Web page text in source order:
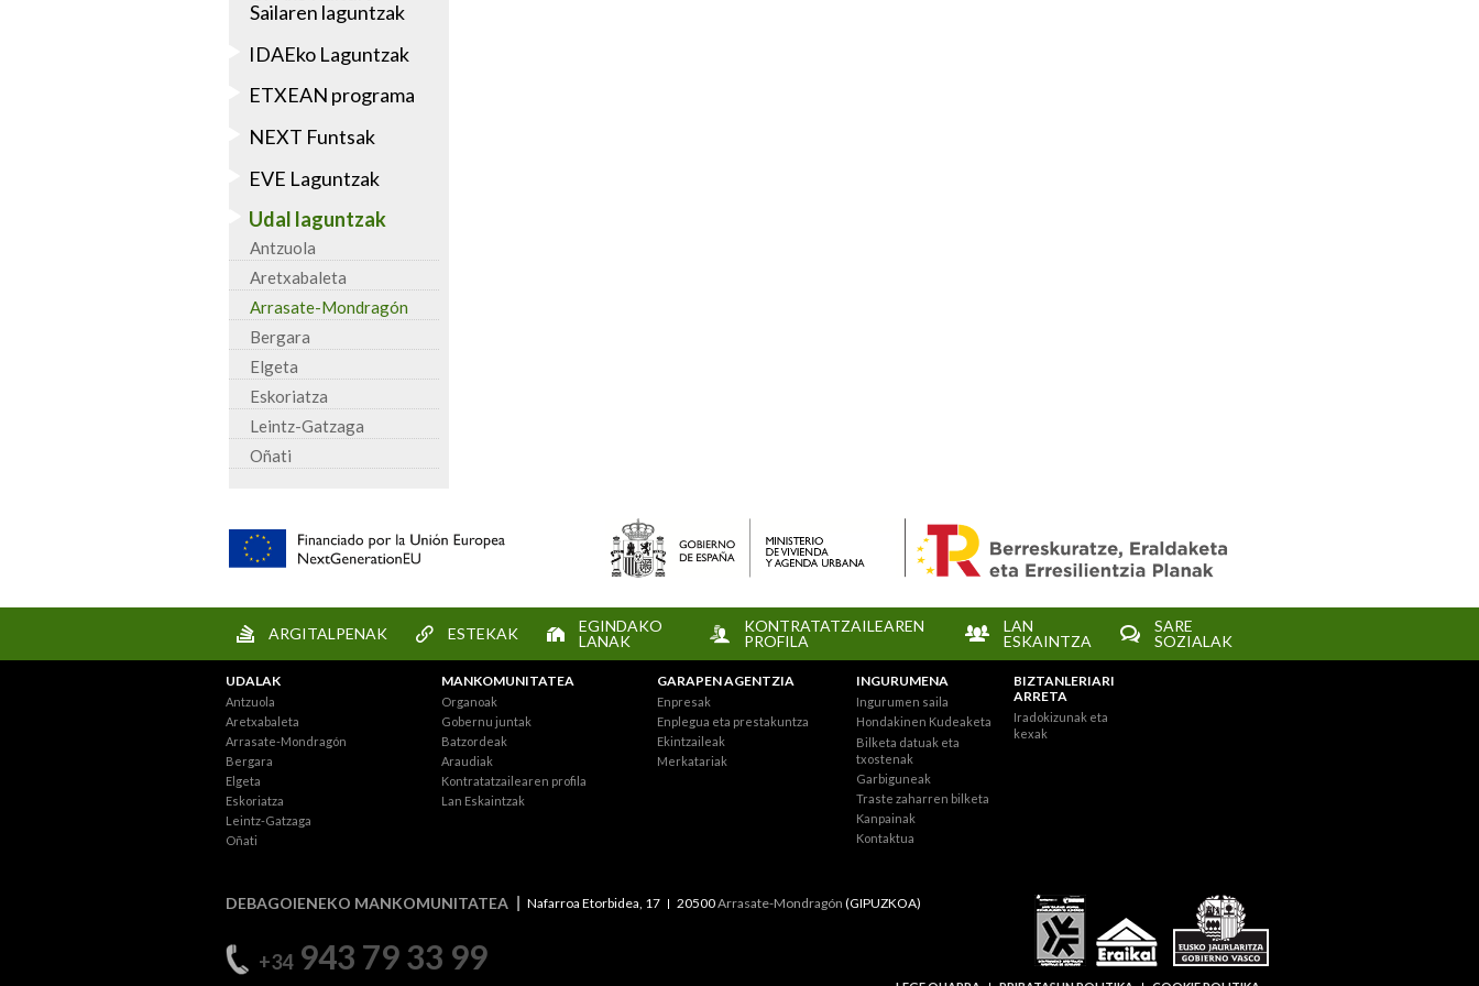
Sailaren laguntzak
IDAEko Laguntzak
ETXEAN programa
NEXT Funtsak
EVE Laguntzak
Udal laguntzak
Antzuola
Aretxabaleta
Arrasate-Mondragón
Bergara
Elgeta
Eskoriatza
Leintz-Gatzaga
Oñati
ARGITALPENAK ESTEKAK
EGINDAKO
LANAK
KONTRATATZAILEAREN
PROFILA
LAN
ESKAINTZA
SARE
SOZIALAK
UDALAK
Antzuola
Aretxabaleta
Arrasate-Mondragón
Bergara
Elgeta
Eskoriatza
Leintz-Gatzaga
Oñati
MANKOMUNITATEA
Organoak
Gobernu juntak
Batzordeak
Araudiak
Kontratatzailearen profila
Lan Eskaintzak
GARAPEN AGENTZIA
Enpresak
Enplegua eta prestakuntza
Ekintzaileak
Merkatariak
INGURUMENA
Ingurumen saila
Hondakinen Kudeaketa
Bilketa datuak eta
txostenak
Garbiguneak
Traste zaharren bilketa
Kanpainak
Kontaktua
BIZTANLERIARI
ARRETA
Iradokizunak eta
kexak
DEBAGOIENEKO MANKOMUNITATEA Nafarroa Etorbidea, 17 20500Arrasate-Mondragón (GIPUZKOA)
+34943 79 33 99